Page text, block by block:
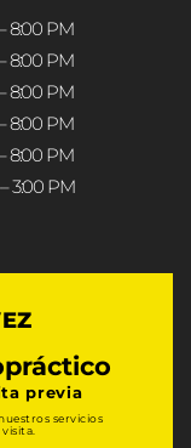
8:00 PM
8:00 PM
8:00 PM
8:00 PM
8:00 PM
3:00 PM
previa
servicios